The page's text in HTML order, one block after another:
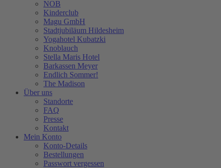
NOB
Kinderclub
Magu GmbH
Stadtjubiläum Hildesheim
Yogahotel Kubatzki
Knoblauch
Stella Maris Hotel
Barkassen Meyer
Endlich Sommer!
The Madison
Über uns
Standorte
FAQ
Presse
Kontakt
Mein Konto
Konto-Details
Bestellungen
Passwort vergessen